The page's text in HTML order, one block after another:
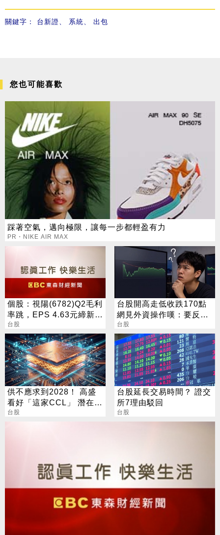
關鍵字： 台新證 系統 出包
您也可能喜歡
踩著空氣，邁向極限，讓每一步都輕盈有力
PR・NIKE AIR MAX
個股：視陽(6782)Q2毛利
率跳，EPS 4.63元締新
猷，本季營運續看旺
台股
台股開高走低收跌170點
網見外資操作嘆：要反轉
了嗎？
台股
供不應求到2028！ 高盛
看好「這家CCL」 潛在漲
幅171%
台股
台股延長交易時間？ 證交
所7理由駁回
台股